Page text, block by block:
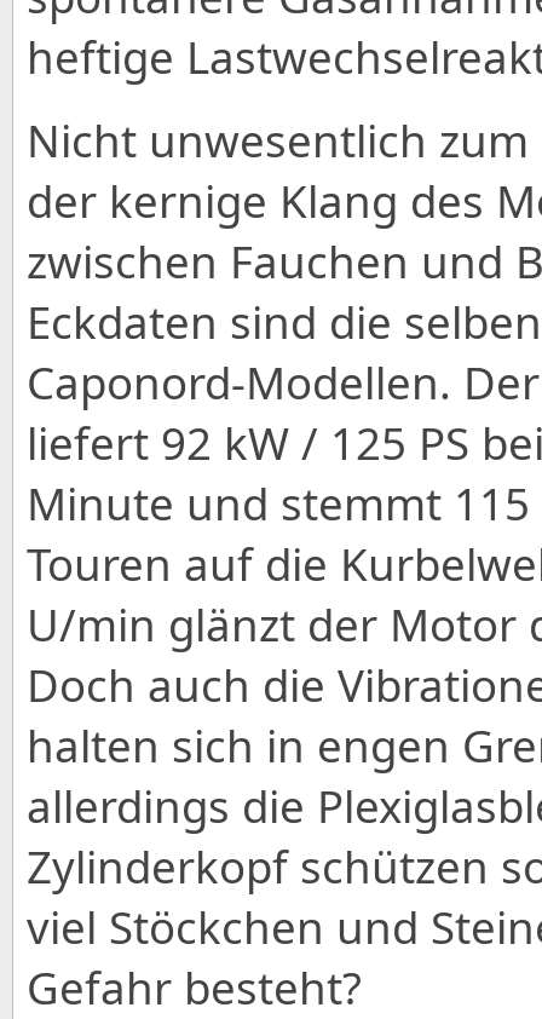
heftige
Nicht unwesentlich
der kernige Klang des
zwischen Fauchen und
Eckdaten sind die
Caponord-Modellen.
liefert 92 kW / 125 PS
Minute und stemmt
Touren auf die
U/min glänzt der Motor
Doch auch die
halten sich in engen
allerdings die
Zylinderkopf schützen
viel Stöckchen und
Gefahr besteht?